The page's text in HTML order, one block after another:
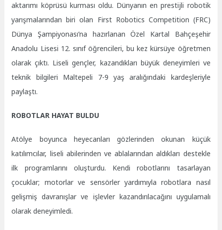
aktarımı köprüsü kurması oldu. Dünyanın en prestijli robotik
yarışmalarından biri olan First Robotics Competition (FRC)
Dünya Şampiyonası’na hazırlanan Özel Kartal Bahçeşehir
Anadolu Lisesi 12. sınıf öğrencileri, bu kez kürsüye öğretmen
olarak çıktı. Liseli gençler, kazandıkları büyük deneyimleri ve
teknik bilgileri Maltepeli 7-9 yaş aralığındaki kardeşleriyle
paylaştı.
ROBOTLAR HAYAT BULDU
Atölye boyunca heyecanları gözlerinden okunan küçük
katılımcılar, liseli abilerinden ve ablalarından aldıkları destekle
ilk programlarını oluşturdu. Kendi robotlarını tasarlayan
çocuklar; motorlar ve sensörler yardımıyla robotlara nasıl
gelişmiş davranışlar ve işlevler kazandırılacağını uygulamalı
olarak deneyimledi.